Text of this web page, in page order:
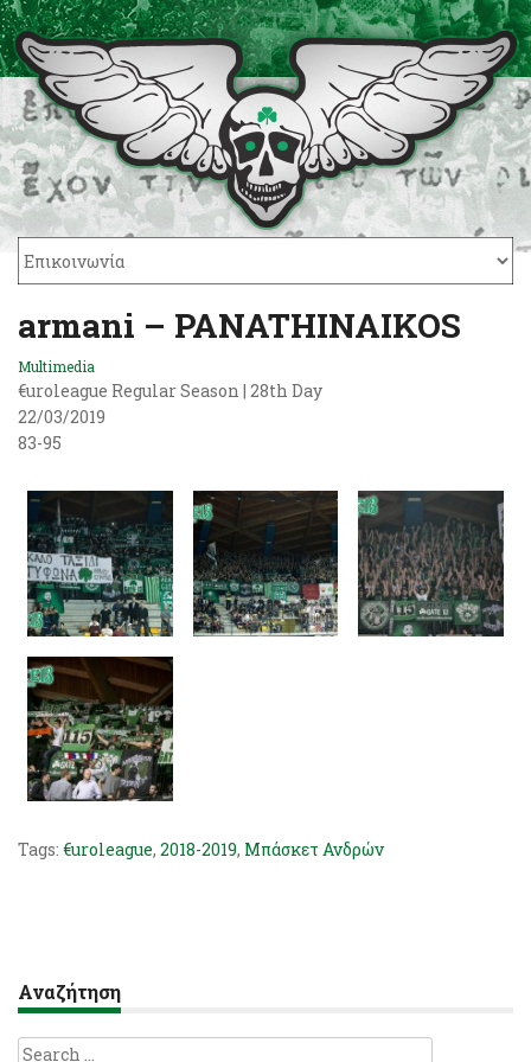
armani – PANATHINAIKOS
Multimedia
€uroleague Regular Season | 28th Day
22/03/2019
83-95
Tags: €uroleague, 2018-2019, Μπάσκετ Ανδρών
Αναζήτηση
Search